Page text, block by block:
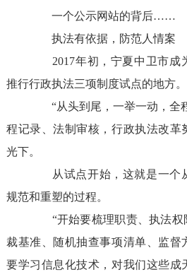
一个公示网站的背后……
执法有依据，防范人情案
2017年初，宁夏中卫市成
推行行政执法三项制度试点的地方。
“从头到尾，一举一动，全
程记录、法制审核，行政执法改革
光下。
从试点开始，这就是一个
规范和重塑的过程。
“开始要梳理职责、执法权
裁基准、随机抽查事项清单、监督
要学习信息化技术，对我们这些成